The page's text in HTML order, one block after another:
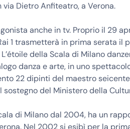
Dietro Anfiteatro, a Verona.
anche in tv. Proprio il 29
1 trasmetterà in prima serata il
della Scala di Milano
danza e arte, in uno
22 dipinti del maestro
del Ministero della
di Milano dal 2004, ha un